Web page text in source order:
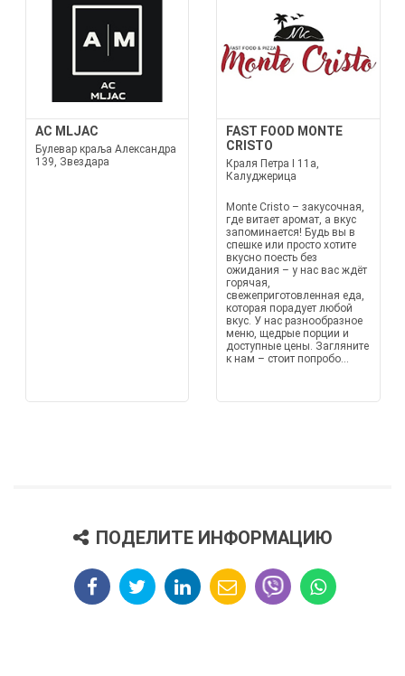
AC MLJAC
Булевар краља Александра
139, Звездара
FAST FOOD MONTE
CRISTO
Краля Петра I 11а,
Калуджерица
Monte Cristo – закусочная,
где витает аромат, а вкус
запоминается! Будь вы в
спешке или просто хотите
вкусно поесть без
ожидания – у нас вас ждёт
горячая,
свежеприготовленная еда,
которая порадует любой
вкус. У нас разнообразное
меню, щедрые порции и
доступные цены. Загляните
к нам – стоит попробо...
ПОДЕЛИТЕ ИНФОРМАЦИЮ